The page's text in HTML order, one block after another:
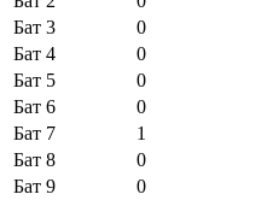
Бат 3
0
Бат 4
0
Бат 5
0
Бат 6
0
Бат 7
1
Бат 8
0
Бат 9
0